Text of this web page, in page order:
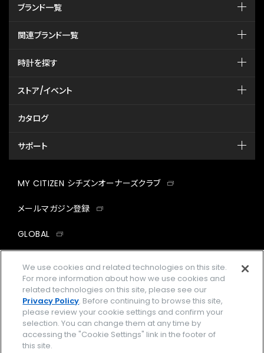
ブランド一覧
関連ブランド一覧
時計を探す
ストア/イベント
カタログ
サポート
MY CITIZEN シチズンオーナーズクラブ
メールマガジン登録
GLOBAL
facebookinstagramtwitter
企業情報 ご利用規約
プライバシーポリシー Cookies Settings
We use cookies and related technologies on this site.
For more information about how we use cookies and
related technologies on this site, please see our
Privacy Policy. Before continuing to browse this site,
please review your cookie settings and confirm your
selection. You can change them at any time by
accessing the "Cookie Settings" link in the footer of
this site.